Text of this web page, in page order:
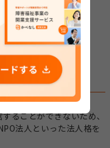
ることができないため、
法人といった法人格を